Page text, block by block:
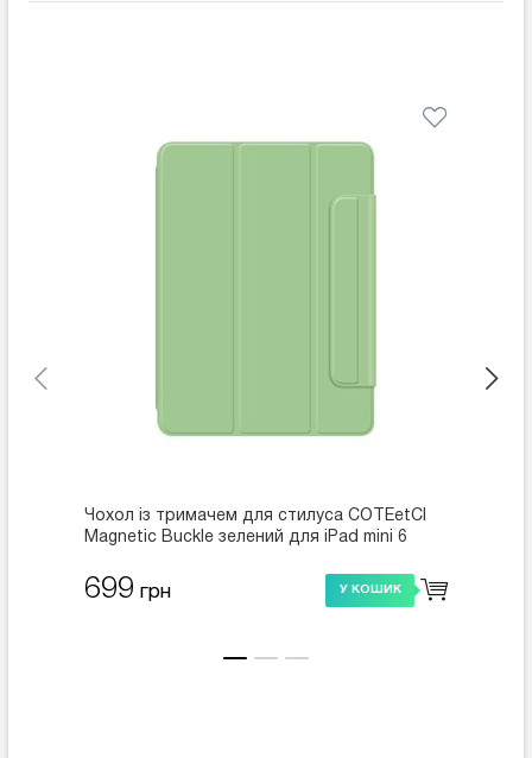
Чохол із тримачем для стилуса COTEetCI
Magnetic Buckle зелений для iPad mini 6
699 грн У КОШИК